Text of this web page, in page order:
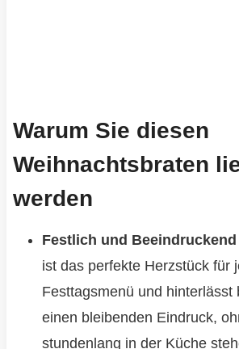
Warum Sie diesen
Weihnachtsbraten
werden
Festlich und Beeindruckend
ist das perfekte Herzstück für
Festtagsmenü und hinterlässt
einen bleibenden Eindruck,
stundenlang in der Küche